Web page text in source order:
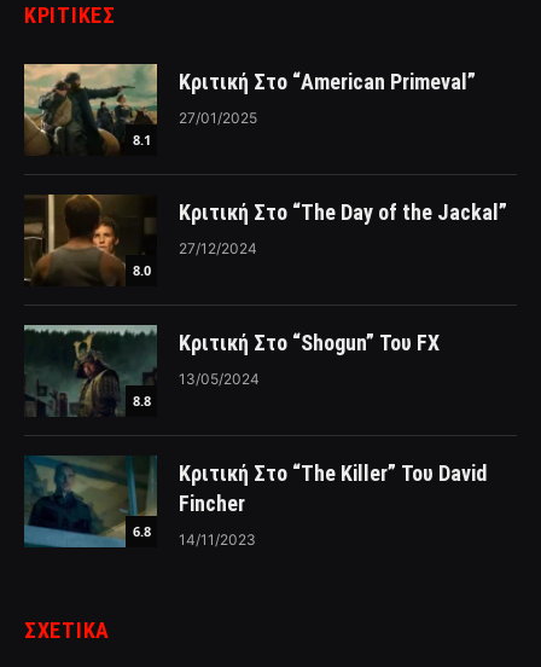
ΚΡΙΤΙΚΈΣ
8.1
Κριτική Στο “American Primeval”
27/01/2025
8.0
Κριτική Στο “The Day of the Jackal”
27/12/2024
8.8
Κριτική Στο “Shogun” Του FX
13/05/2024
6.8
Κριτική Στο “The Killer” Του David
Fincher
14/11/2023
ΣΧΕΤΙΚΑ